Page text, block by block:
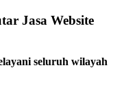
Jasa Website
seluruh wilayah